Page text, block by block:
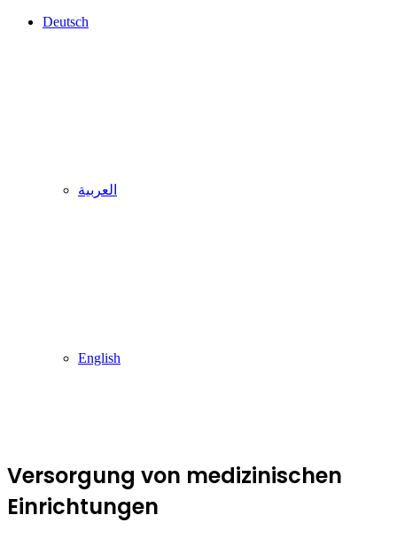
Deutsch
العربية
English
Versorgung von medizinischen
Einrichtungen